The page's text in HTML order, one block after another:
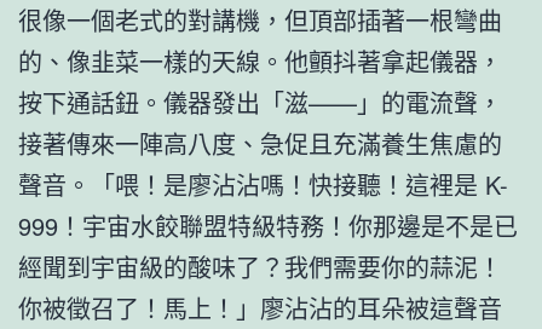
很像一個老式的對講機，但頂部插著一根彎曲
的、像韭菜一樣的天線。他顫抖著拿起儀器，
按下通話鈕。儀器發出「滋——」的電流聲，
接著傳來一陣高八度、急促且充滿養生焦慮的
聲音。「喂！是廖沾沾嗎！快接聽！這裡是 K-
999！宇宙水餃聯盟特級特務！你那邊是不是已
經聞到宇宙級的酸味了？我們需要你的蒜泥！
你被徵召了！馬上！」廖沾沾的耳朵被這聲音